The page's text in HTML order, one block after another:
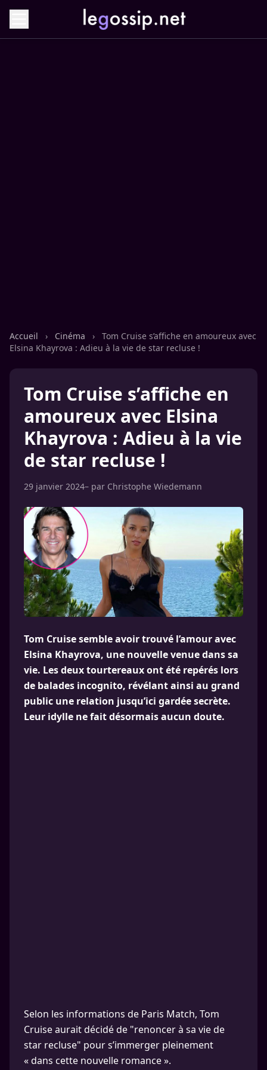
Accueil › Cinéma ›
Tom Cruise s’affiche en amoureux avec
Elsina Khayrova : Adieu à la vie de star recluse !
Tom Cruise s’affiche en
amoureux avec Elsina
Khayrova : Adieu à la vie
de star recluse !
29 janvier 2024– par Christophe Wiedemann
Tom Cruise semble avoir trouvé l’amour avec
Elsina Khayrova, une nouvelle venue dans sa
vie. Les deux tourtereaux ont été repérés lors
de balades incognito, révélant ainsi au grand
public une relation jusqu’ici gardée secrète.
Leur idylle ne fait désormais aucun doute.
Selon les informations de Paris Match, Tom
Cruise aurait décidé de "renoncer à sa vie de
star recluse" pour s’immerger pleinement
« dans cette nouvelle romance ».